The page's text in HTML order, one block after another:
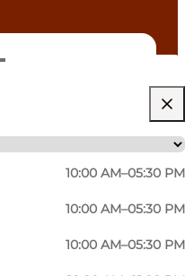
10:00 AM–05:30 PM
10:00 AM–05:30 PM
10:00 AM–05:30 PM